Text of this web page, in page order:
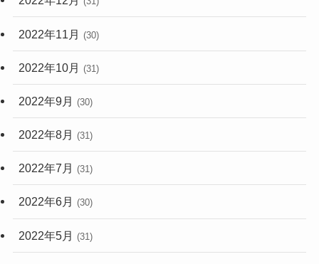
2022年11月 (30)
2022年10月 (31)
2022年9月 (30)
2022年8月 (31)
2022年7月 (31)
2022年6月 (30)
2022年5月 (31)